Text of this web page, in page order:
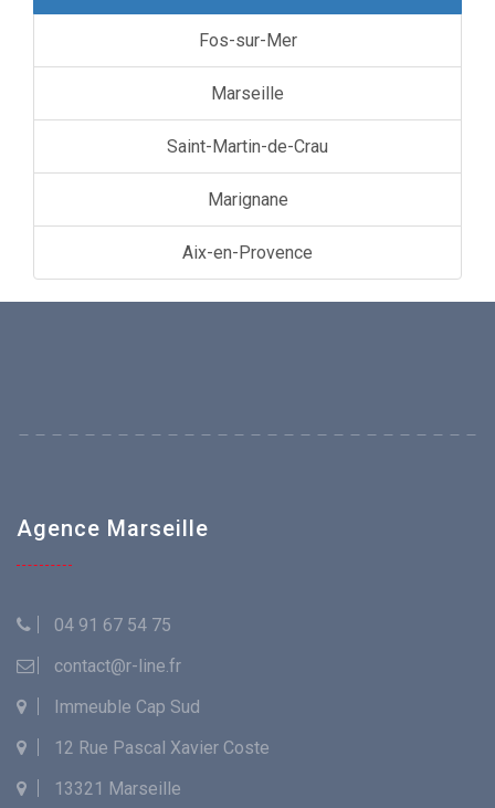
Fos-sur-Mer
Marseille
Saint-Martin-de-Crau
Marignane
Aix-en-Provence
Agence Marseille
04 91 67 54 75
contact@r-line.fr
Immeuble Cap Sud
12 Rue Pascal Xavier Coste
13321 Marseille